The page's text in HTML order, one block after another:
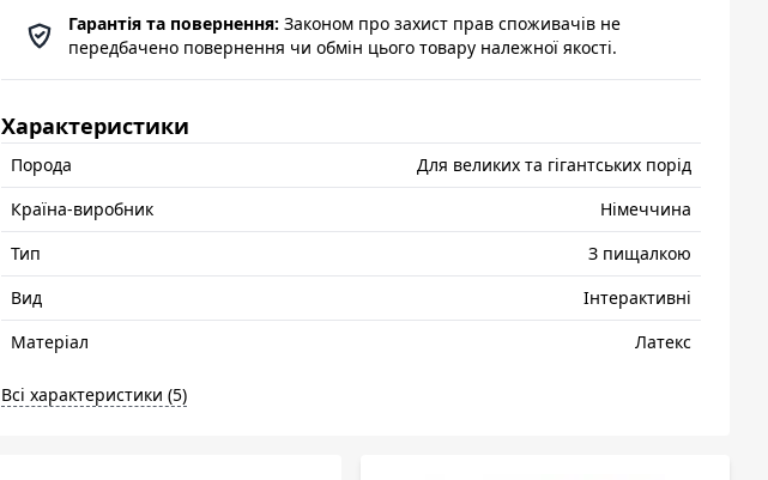
Гарантія та повернення: Законом про захист прав споживачів не
передбачено повернення чи обмін цього товару належної якості.
Характеристики
Порода
Для великих та гігантських порід
Країна-виробник
Нiмеччина
Тип
З пищалкою
Вид
Інтерактивні
Матеріал
Латекс
Всі характеристики (5)